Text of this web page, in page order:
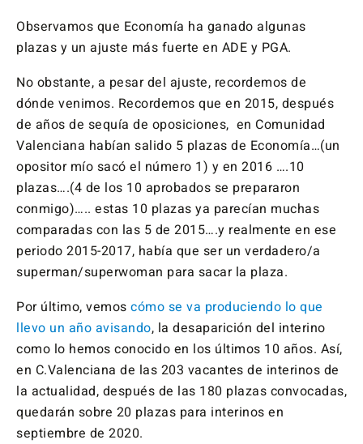
Observamos que Economía ha ganado algunas
plazas y un ajuste más fuerte en ADE y PGA.
No obstante, a pesar del ajuste, recordemos de
dónde venimos. Recordemos que en 2015, después
de años de sequía de oposiciones, en Comunidad
Valenciana habían salido 5 plazas de Economía…(un
opositor mío sacó el número 1) y en 2016 ….10
plazas….(4 de los 10 aprobados se prepararon
conmigo)….. estas 10 plazas ya parecían muchas
comparadas con las 5 de 2015….y realmente en ese
periodo 2015-2017, había que ser un verdadero/a
superman/superwoman para sacar la plaza.
Por último, vemos cómo se va produciendo lo que
llevo un año avisando, la desaparición del interino
como lo hemos conocido en los últimos 10 años. Así,
en C.Valenciana de las 203 vacantes de interinos de
la actualidad, después de las 180 plazas convocadas,
quedarán sobre 20 plazas para interinos en
septiembre de 2020.